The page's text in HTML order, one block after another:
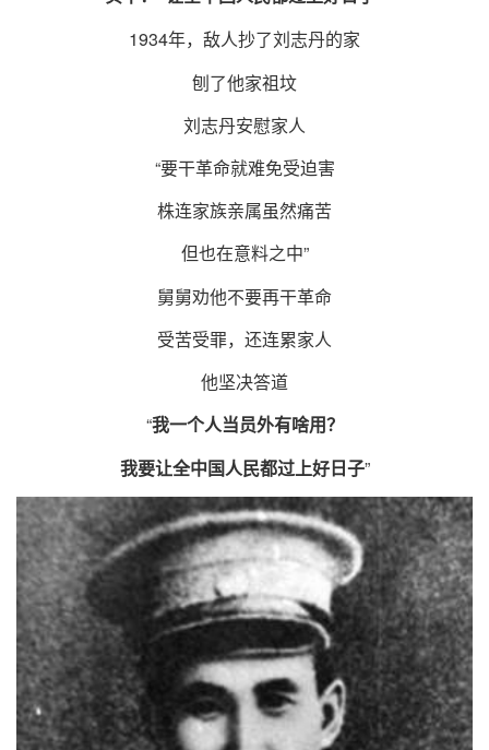
1934年，敌人抄了刘志丹的家
刨了他家祖坟
刘志丹安慰家人
“要干革命就难免受迫害
株连家族亲属虽然痛苦
但也在意料之中”
舅舅劝他不要再干革命
受苦受罪，还连累家人
他坚决答道
“我一个人当员外有啥用？
我要让全中国人民都过上好日子”